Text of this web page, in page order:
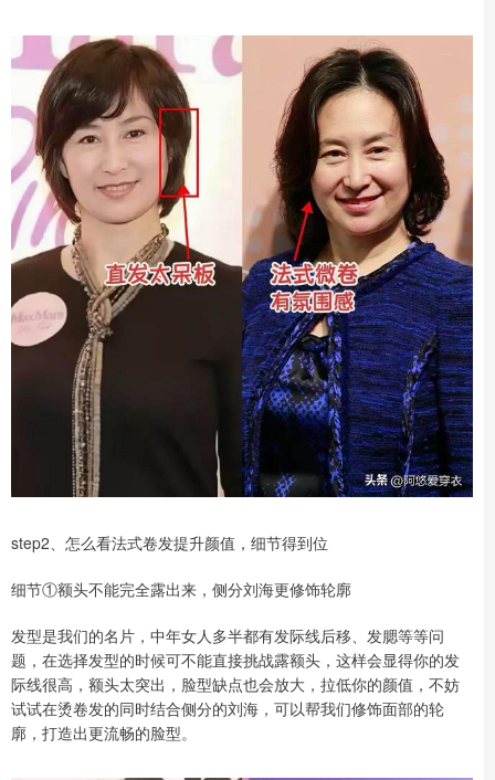
step2、怎么看法式卷发提升颜值，细节得到位
细节①额头不能完全露出来，侧分刘海更修饰轮廓
发型是我们的名片，中年女人多半都有发际线后移、发腮等等问
题，在选择发型的时候可不能直接挑战露额头，这样会显得你的发
际线很高，额头太突出，脸型缺点也会放大，拉低你的颜值，不妨
试试在烫卷发的同时结合侧分的刘海，可以帮我们修饰面部的轮
廓，打造出更流畅的脸型。